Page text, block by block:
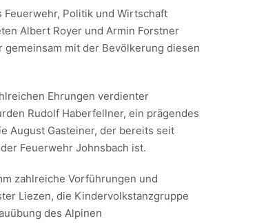
Politik und Wirtschaft
Albert Royer und Armin Forstner
mit der Bevölkerung diesen
Ehrungen verdienter
Rudolf Haberfellner, ein prägendes
August Gasteiner, der bereits seit
Feuerwehr Johnsbach ist.
zahlreiche Vorführungen und
Liezen, die Kindervolkstanzgruppe
des Alpinen